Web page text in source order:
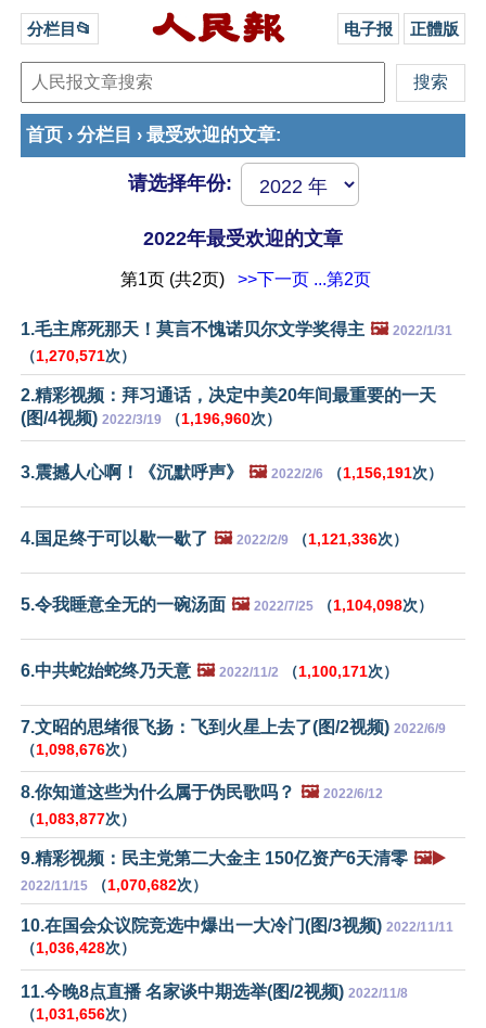
分栏目📂 电子报 正體版
首页 › 分栏目 › 最受欢迎的文章:
请选择年份:
2022年最受欢迎的文章
第1页 (共2页) >>下一页 ...第2页
1.毛主席死那天！莫言不愧诺贝尔文学奖得主 🖼️ 2022/1/31
（1,270,571次）
2.精彩视频：拜习通话，决定中美20年间最重要的一天
(图/4视频) 2022/3/19 （1,196,960次）
3.震撼人心啊！《沉默呼声》 🖼️ 2022/2/6 （1,156,191次）
4.国足终于可以歇一歇了 🖼️ 2022/2/9 （1,121,336次）
5.令我睡意全无的一碗汤面 🖼️ 2022/7/25 （1,104,098次）
6.中共蛇始蛇终乃天意 🖼️ 2022/11/2 （1,100,171次）
7.文昭的思绪很飞扬：飞到火星上去了(图/2视频) 2022/6/9
（1,098,676次）
8.你知道这些为什么属于伪民歌吗？ 🖼️ 2022/6/12
（1,083,877次）
9.精彩视频：民主党第二大金主 150亿资产6天清零 🖼️▶️
2022/11/15 （1,070,682次）
10.在国会众议院竞选中爆出一大冷门(图/3视频) 2022/11/11
（1,036,428次）
11.今晚8点直播 名家谈中期选举(图/2视频) 2022/11/8
（1,031,656次）